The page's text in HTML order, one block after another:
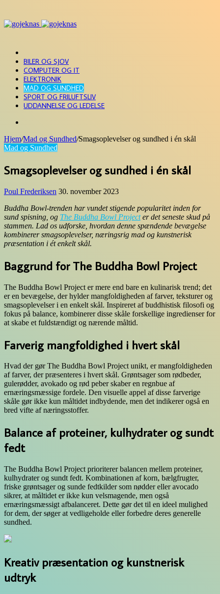
Menu
BILER OG SJOV
COMPUTER OG IT
ELEKTRONIK
MAD OG SUNDHED
SPORT OG FRILUFTSLIV
UDDANNELSE OG LEDELSE
Hjem/Mad og Sundhed/Smagsoplevelser og sundhed i én skål
Mad og Sundhed
Smagsoplevelser og sundhed i én skål
Poul Frederiksen 30. november 2023
Buddha Bowl-trenden har vundet stigende popularitet inden for
sund spisning, og The Buddha Bowl Projecter det seneste skud på
stammen. Lad os udforske, hvordan denne spændende bevægelse
kombinerer smagsoplevelser, næringsrig mad og kunstnerisk
præsentation i ét enkelt skål.
Baggrund for The Buddha Bowl Project
The Buddha Bowl Project er mere end bare en kulinarisk trend; det
er en bevægelse, der hylder mangfoldigheden af farver, teksturer og
smagsoplevelser i en enkelt skål. Inspireret af buddhistisk filosofi og
fokus på balance, kombinerer disse skåle forskellige ingredienser for
at skabe et fuldstændigt og nærende måltid.
Farverig mangfoldighed i hvert skål
Hvad der gør The Buddha Bowl Project unikt, er mangfoldigheden
af farver, der præsenteres i hvert skål. Grøntsager som rødbeder,
gulerødder, avokado og rød peber skaber en regnbue af
ernæringsmæssige fordele. Den visuelle appel af disse farverige
skåle gør ikke kun måltidet indbydende, men det indikerer også en
bred vifte af næringsstoffer.
Balance af proteiner, kulhydrater og sundt
fedt
The Buddha Bowl Project prioriterer balancen mellem proteiner,
kulhydrater og sundt fedt. Kombinationen af korn, bælgfrugter,
friske grøntsager og sunde fedtkilder som nødder eller avocado
sikrer, at måltidet er ikke kun velsmagende, men også
ernæringsmæssigt afbalanceret. Dette gør det til en ideel mulighed
for dem, der søger at vedligeholde eller forbedre deres generelle
sundhed.
Kreativ præsentation og kunstnerisk
udtryk